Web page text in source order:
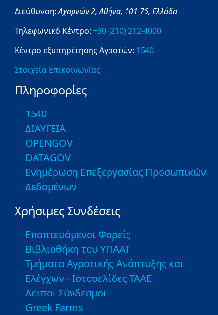
Διεύθυνση:Αχαρνών 2,Αθήνα, 101 76, Ελλάδα
Τηλεφωνικό Κέντρο: +30 (210) 212-4000
Κέντρο εξυπηρέτησης Αγροτών: 1540
Στοιχεία Επικοινωνίας
Πληροφορίες
1540
ΔΙΑΥΓΕΙΑ
OPENGOV
DATAGOV
Ενημέρωση Επεξεργασίας Προσωπικών
Δεδομένων
Χρήσιμες Συνδέσεις
Εποπτευόμενοι Φορείς
Βιβλιοθήκη του ΥΠΑΑΤ
Τμήματα Αγροτικής Ανάπτυξης και
Ελέγχων - Ιστοσελίδες ΤΑΑΕ
Λοιποί Σύνδεσμοι
Greek Farms